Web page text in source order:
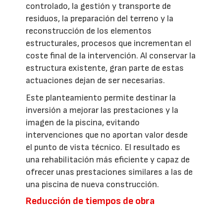
controlado, la gestión y transporte de
residuos, la preparación del terreno y la
reconstrucción de los elementos
estructurales, procesos que incrementan el
coste final de la intervención. Al conservar la
estructura existente, gran parte de estas
actuaciones dejan de ser necesarias.
Este planteamiento permite destinar la
inversión a mejorar las prestaciones y la
imagen de la piscina, evitando
intervenciones que no aportan valor desde
el punto de vista técnico. El resultado es
una rehabilitación más eficiente y capaz de
ofrecer unas prestaciones similares a las de
una piscina de nueva construcción.
Reducción de tiempos de obra